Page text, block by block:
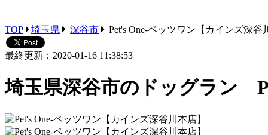
TOP 埼玉県 深谷市 Pet's One-ペッツワン【カインズ深谷
最終更新：2020-01-16 11:38:53
埼玉県深谷市のドッグラン